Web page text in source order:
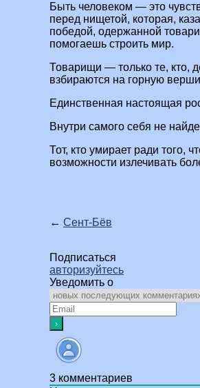
Быть человеком — это
перед нищетой, которая,
победой, одержанной
помогаешь строить мир.
Товарищи — только те, кто,
взбираются на горную
Единственная настоящая
Внутри самого себя не
Тот, кто умирает ради того,
возможности излечивать
← Сент-Бёв
Подписаться
авторизуйтесь
Уведомить о
3 комментариев